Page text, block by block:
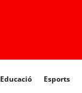
Educació Esports